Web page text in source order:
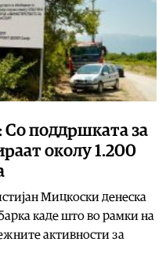
поддршката за
околу 1.200
Мицкоски денеска
каде што во рамки на
активности за